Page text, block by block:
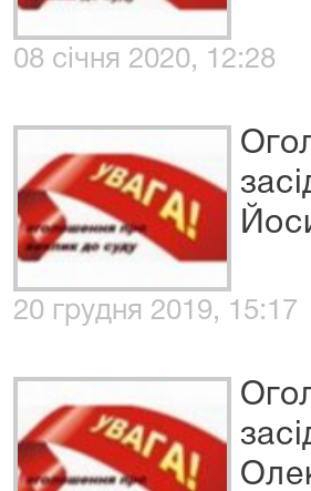
08 січня 2020, 12:28
20 грудня 2019, 15:17